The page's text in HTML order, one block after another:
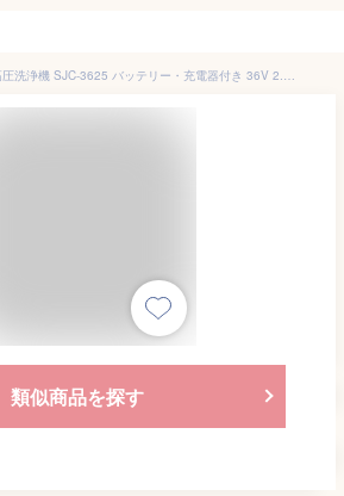
● KOSHIN 充電式高圧洗浄機 SJC-3625 バッテリー・充電器付き 36V 2.5Ah コードレス 自吸 水道直結 静音 63dB 圧力 7.0MPa 工進
類似商品を探す